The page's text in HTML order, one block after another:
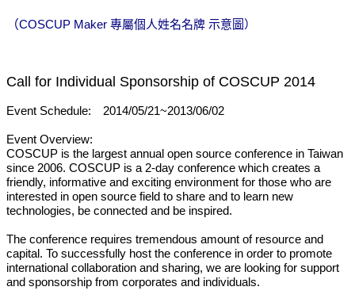
（COSCUP Maker 專屬個人姓名名牌 示意圖）
Call for Individual Sponsorship of COSCUP 2014
Event Schedule: 2014/05/21~2013/06/02
Event Overview:
COSCUP is the largest annual open source conference in Taiwan
since 2006. COSCUP is a 2-day conference which creates a
friendly, informative and exciting environment for those who are
interested in open source field to share and to learn new
technologies, be connected and be inspired.
The conference requires tremendous amount of resource and
capital. To successfully host the conference in order to promote
international collaboration and sharing, we are looking for support
and sponsorship from corporates and individuals.